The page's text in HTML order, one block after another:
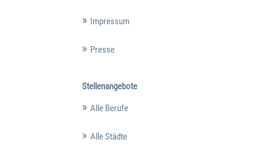
Impressum
Presse
Stellenangebote
Alle Berufe
Alle Städte